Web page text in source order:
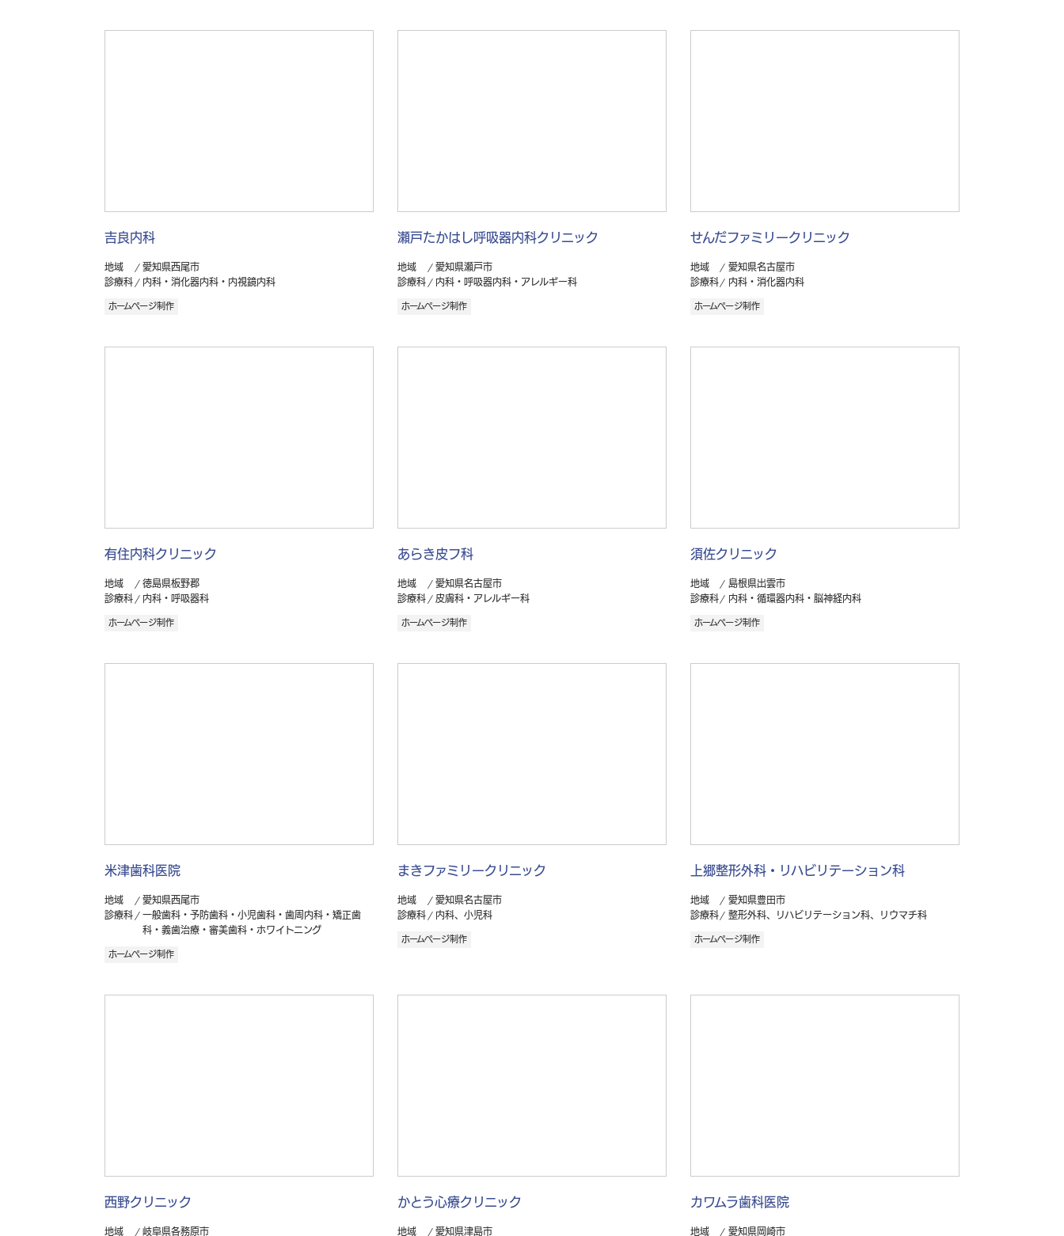
吉良内科
地域
愛知県西尾市
診療科
内科・消化器内科・内視鏡内科
ホームページ制作
瀬戸たかはし呼吸器内科クリニック
地域
愛知県瀬戸市
診療科
内科・呼吸器内科・アレルギー科
ホームページ制作
せんだファミリークリニック
地域
愛知県名古屋市
診療科
内科・消化器内科
ホームページ制作
有住内科クリニック
地域
徳島県板野郡
診療科
内科・呼吸器科
ホームページ制作
あらき皮フ科
地域
愛知県名古屋市
診療科
皮膚科・アレルギー科
ホームページ制作
須佐クリニック
地域
島根県出雲市
診療科
内科・循環器内科・脳神経内科
ホームページ制作
米津歯科医院
地域
愛知県西尾市
診療科
一般歯科・予防歯科・小児歯科・歯周内科・矯正歯
科・義歯治療・審美歯科・ホワイトニング
ホームページ制作
まきファミリークリニック
地域
愛知県名古屋市
診療科
内科、小児科
ホームページ制作
上郷整形外科・リハビリテーション科
地域
愛知県豊田市
診療科
整形外科、リハビリテーション科、リウマチ科
ホームページ制作
西野クリニック
地域 岐阜県各務原市
かとう心療クリニック
地域 愛知県津島市
カワムラ歯科医院
地域 愛知県岡崎市